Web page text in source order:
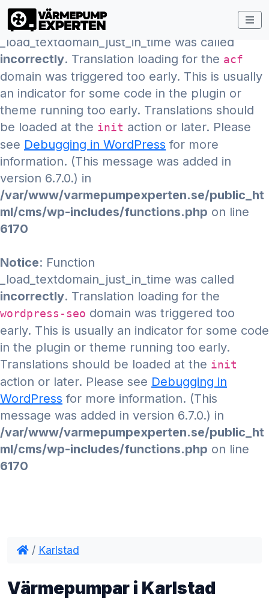
Notice: Function
_load_textdomain_just_in_time was called
incorrectly. Translation loading for the acf
domain was triggered too early. This is usually
an indicator for some code in the plugin or
theme running too early. Translations should
be loaded at the init action or later. Please
see Debugging in WordPress for more
information. (This message was added in
version 6.7.0.) in
/var/www/varmepumpexperten.se/public_ht
ml/cms/wp-includes/functions.php on line
6170
Notice: Function
_load_textdomain_just_in_time was called
incorrectly. Translation loading for the
wordpress-seo domain was triggered too
early. This is usually an indicator for some code
in the plugin or theme running too early.
Translations should be loaded at the init
action or later. Please see Debugging in
WordPress for more information. (This
message was added in version 6.7.0.) in
/var/www/varmepumpexperten.se/public_ht
ml/cms/wp-includes/functions.php on line
6170
/ Karlstad
Värmepumpar i Karlstad